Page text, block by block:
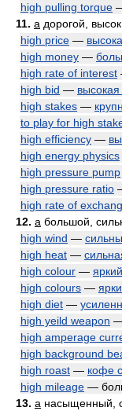
high pulling torque
11. a дорогой,
high price —
high money —
high rate of interest
high bid — высокая
high stakes —
to play for high
high efficiency —
high energy physics
high pressure pump
high pressure ratio
high rate of
12. a большой,
high wind —
high heat —
high colour —
high colours —
high diet —
high yeild weapon
high amperage
high background
high roast — кофе
high mileage —
13. a насыщенный,